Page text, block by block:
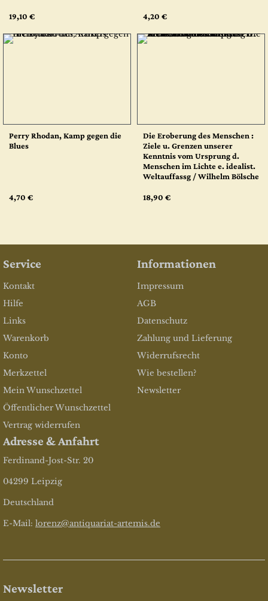
19,10 € 4,20 €
Perry Rhodan, Kamp gegen die
Blues
4,70 €
Die Eroberung des Menschen :
Ziele u. Grenzen unserer
Kenntnis vom Ursprung d.
Menschen im Lichte e. idealist.
Weltauffassg / Wilhelm Bölsche
18,90 €
Service
Kontakt
Hilfe
Links
Warenkorb
Konto
Merkzettel
Mein Wunschzettel
Öffentlicher Wunschzettel
Vertrag widerrufen
Informationen
Impressum
AGB
Datenschutz
Zahlung und Lieferung
Widerrufsrecht
Wie bestellen?
Newsletter
Adresse & Anfahrt
Ferdinand-Jost-Str. 20
04299 Leipzig
Deutschland
E-Mail: lorenz@antiquariat-artemis.de
Newsletter